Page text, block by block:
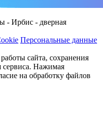
- Ирбис - дверная
Персональные данные
сайта, сохранения
сервиса. Нажимая
на обработку файлов